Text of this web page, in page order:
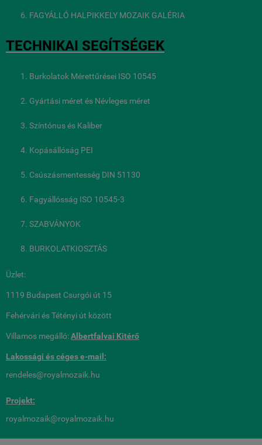
FAGYÁLLÓ HALPIKKELY MOZAIK GALÉRIA
TECHNIKAI SEGÍTSÉGEK
Burkolatok Mérettűrései ISO 10545
Gyártási méret és Névleges méret
Színtónus és Kaliber
Kopásállóság PEI
Csúszásmentesség DIN 51130
Fagyállósság ISO 10545-3
SZABVÁNYOK
BURKOLATKIOSZTÁS
Üzlet:
1119 Budapest Csurgói út 15
Fehérvári és Tétényi út között
Villamos megálló:Albertfalvai Kitérő
Lakossági és cégese-mail:
rendeles@royalmozaik.hu
Projekt:
royalmozaik@royalmozaik.hu